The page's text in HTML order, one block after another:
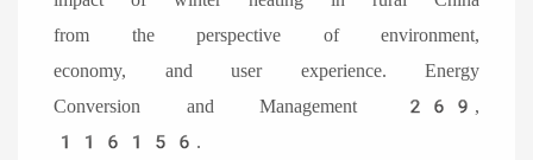
from the perspective of environment,
economy, and user experience. Energy
Conversion and Management 269,
116156.